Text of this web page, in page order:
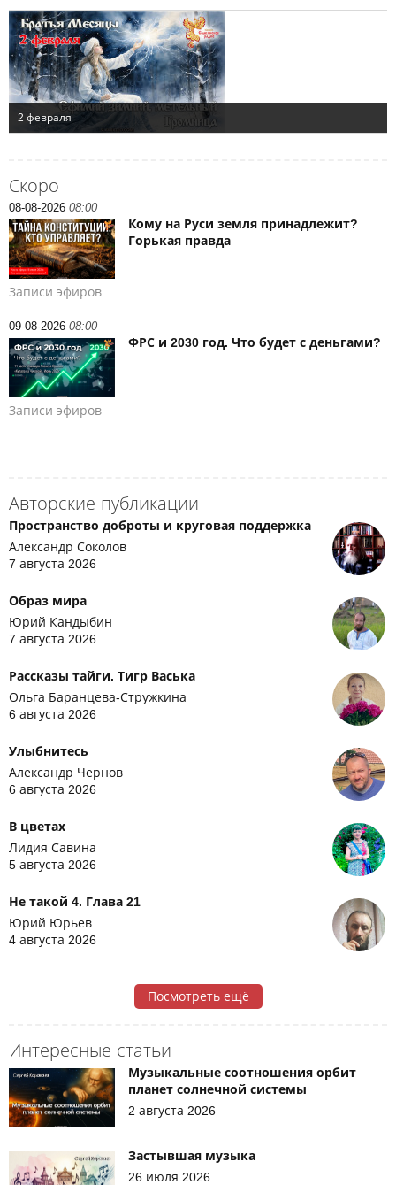
Скоро
08-08-2026 08:00
Кому на Руси земля принадлежит?
Горькая правда
Записи эфиров
09-08-2026 08:00
ФРС и 2030 год. Что будет с деньгами?
Записи эфиров
Авторские публикации
Пространство доброты и круговая поддержка
Александр Соколов
7 августа 2026
Образ мира
Юрий Кандыбин
7 августа 2026
Рассказы тайги. Тигр Васька
Ольга Баранцева-Стружкина
6 августа 2026
Улыбнитесь
Александр Чернов
6 августа 2026
В цветах
Лидия Савина
5 августа 2026
Не такой 4. Глава 21
Юрий Юрьев
4 августа 2026
Посмотреть ещё
Интересные статьи
Музыкальные соотношения орбит
планет солнечной системы
2 августа 2026
Застывшая музыка
26 июля 2026